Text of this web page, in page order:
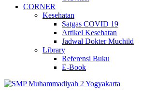
CORNER
Kesehatan
Satgas COVID 19
Artikel Kesehatan
Jadwal Dokter Muchild
Library
Referensi Buku
E-Book